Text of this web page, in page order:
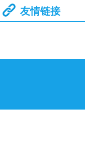
友情链接